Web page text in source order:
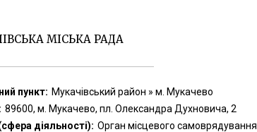
МІСЬКА РАДА
пункт: Мукачівський район » м. Мукачево
89600, м. Мукачево, пл. Олександра Духновича, 2
діяльності): Орган місцевого самоврядування